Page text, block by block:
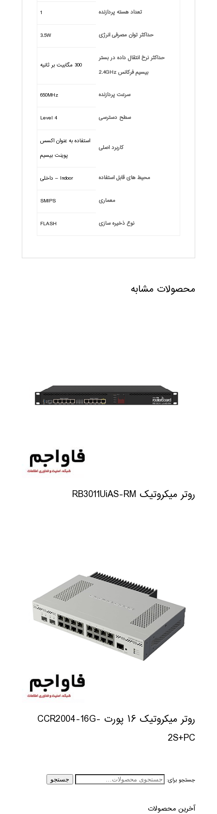
تعداد هسته پردازنده 1
حداکثر توان مصرفی انرژی 3.5W
حداکثر نرخ انتقال داده در بستر
بیسیم فرکانس 2.4GHz
300 مگابیت بر ثانیه
سرعت پردازنده 650MHz
سطح دسترسی Level 4
کاربرد اصلی
استفاده به عنوان اکسس
پوینت بیسیم
محیط های قابل استفاده Indoor – داخلی
معماری SMIPS
نوع ذخیره سازی FLASH
محصولات مشابه
روتر میکروتیک RB3011UiAS-RM
روتر میکروتیک ۱۶ پورت CCR2004-16G-
2S+PC
جستجو برای: جستجو
آخرین محصولات